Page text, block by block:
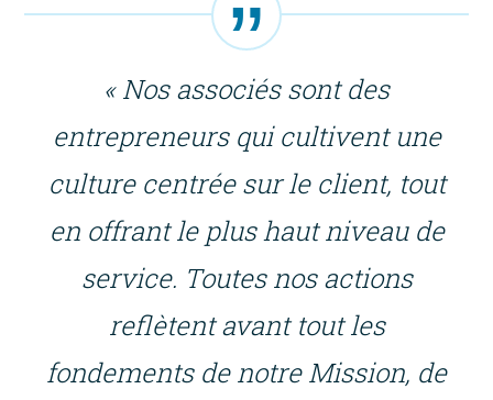
« Nos associés sont des
entrepreneurs qui cultivent une
culture centrée sur le client, tout
en offrant le plus haut niveau de
service. Toutes nos actions
reflètent avant tout les
fondements de notre Mission, de